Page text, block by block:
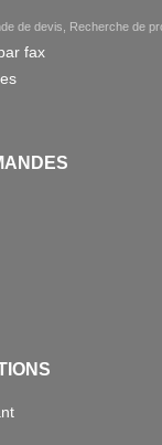
de devis, Recherche de
fax